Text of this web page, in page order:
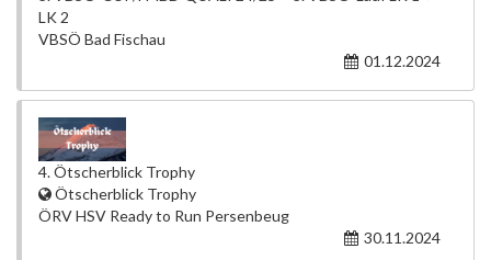
LK 2
VBSÖ Bad Fischau
01.12.2024
4. Ötscherblick Trophy
Ötscherblick Trophy
ÖRV HSV Ready to Run Persenbeug
30.11.2024